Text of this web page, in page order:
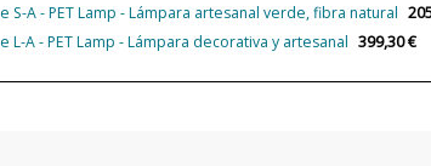
A - PET Lamp - Lámpara artesanal verde, fibra natural
A - PET Lamp - Lámpara decorativa y artesanal 399,30 €